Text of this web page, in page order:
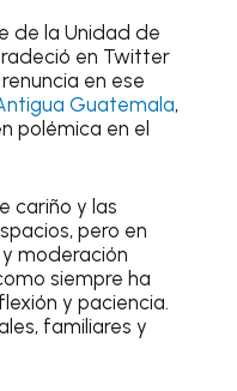
de la Unidad de
en Twitter
en ese
Guatemala,
polémica en el
cariño y las
pero en
moderación
siempre ha
y paciencia.
familiares y